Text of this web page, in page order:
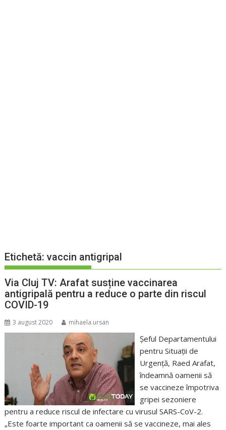
Etichetă:vaccin antigripal
Via Cluj TV: Arafat susține vaccinarea
antigripală pentru a reduce o parte din riscul
COVID-19
3 august 2020 mihaela.ursan
Şeful Departamentului
pentru Situaţii de
Urgenţă, Raed Arafat,
îndeamnă oamenii să
se vaccineze împotriva
gripei sezoniere
pentru a reduce riscul de infectare cu virusul SARS-CoV-2.
„Este foarte important ca oamenii să se vaccineze, mai ales